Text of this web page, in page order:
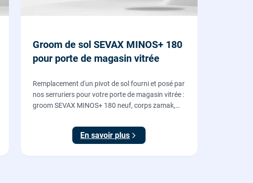
Groom de sol SEVAX MINOS+ 180
pour porte de magasin vitrée
Remplacement d'un pivot de sol fourni et posé par
nos serruriers pour votre porte de magasin vitrée :
groom SEVAX MINOS+ 180 neuf, corps zamak,
scellement au sol, réglage et essais. 995 euros HT
En savoir plus